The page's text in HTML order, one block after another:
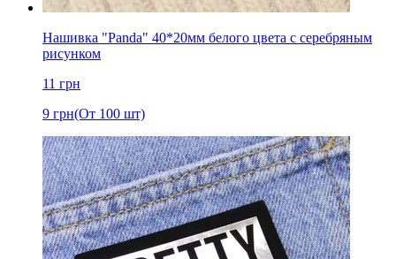
Нашивка "Panda" 40*20мм белого цвета с серебряным
рисунком
11 грн
9 грн(От 100 шт)